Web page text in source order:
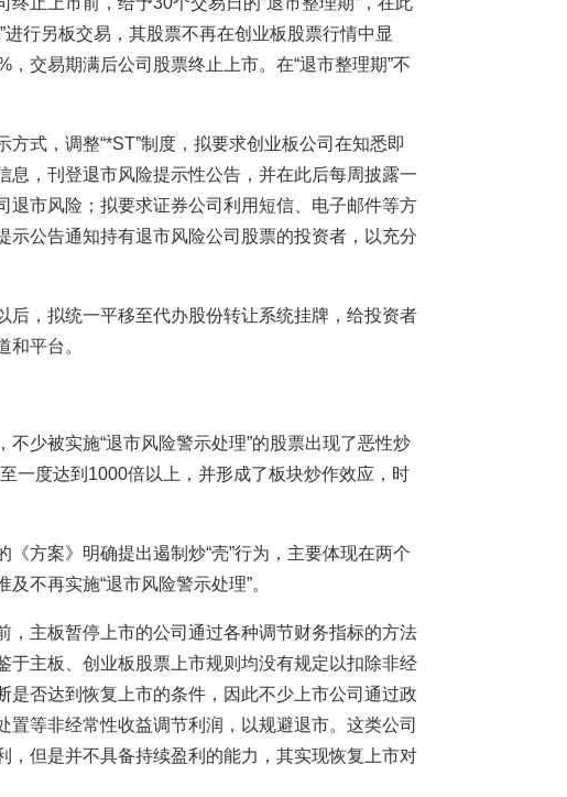
进行另板交易，其股票不再在创业板股票行情中显
交易期满后公司股票终止上市。在“退市整理期”不
方式，调整“*ST”制度，拟要求创业板公司在知悉即
息，刊登退市风险提示性公告，并在此后每周披露一
退市风险；拟要求证券公司利用短信、电子邮件等方
示公告通知持有退市风险公司股票的投资者，以充分
后，拟统一平移至代办股份转让系统挂牌，给投资者
和平台。
不少被实施“退市风险警示处理”的股票出现了恶性炒
一度达到1000倍以上，并形成了板块炒作效应，时
《方案》明确提出遏制炒“壳”行为，主要体现在两个
不再实施“退市风险警示处理”。
，主板暂停上市的公司通过各种调节财务指标的方法
于主板、创业板股票上市规则均没有规定以扣除非经
是否达到恢复上市的条件，因此不少上市公司通过政
置等非经常性收益调节利润，以规避退市。这类公司
，但是并不具备持续盈利的能力，其实现恢复上市对